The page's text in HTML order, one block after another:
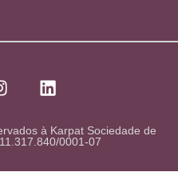
à Karpat Sociedade de
0001-07